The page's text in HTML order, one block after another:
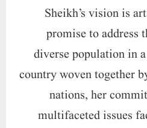
current initiatives
signifies a commitment
expansion. In a
by large parties that have
central government
AIMEP and its